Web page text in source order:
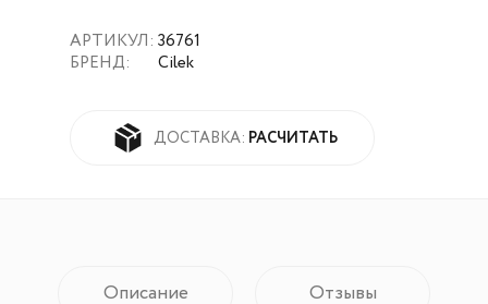
АРТИКУЛ:
БРЕНД:
36761
Cilek
ДОСТАВКА: РАСЧИТАТЬ
Описание Отзывы